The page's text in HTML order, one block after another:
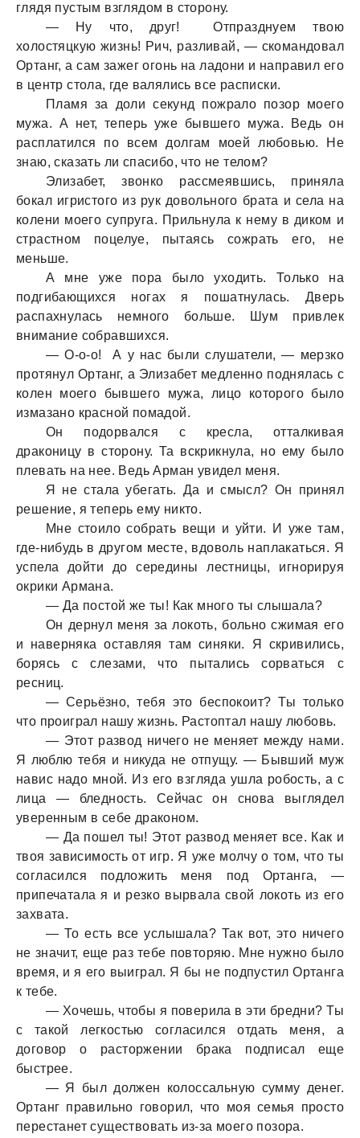
глядя пустым взглядом в сторону.
— Ну что, друг! Отпразднуем твою
холостяцкую жизнь! Рич, разливай, — скомандовал
Ортанг, а сам зажег огонь на ладони и направил его
в центр стола, где валялись все расписки.
Пламя за доли секунд пожрало позор моего
мужа. А нет, теперь уже бывшего мужа. Ведь он
расплатился по всем долгам моей любовью. Не
знаю, сказать ли спасибо, что не телом?
Элизабет, звонко рассмеявшись, приняла
бокал игристого из рук довольного брата и села на
колени моего супруга. Прильнула к нему в диком и
страстном поцелуе, пытаясь сожрать его, не
меньше.
А мне уже пора было уходить. Только на
подгибающихся ногах я пошатнулась. Дверь
распахнулась немного больше. Шум привлек
внимание собравшихся.
— О-о-о! А у нас были слушатели, — мерзко
протянул Ортанг, а Элизабет медленно поднялась с
колен моего бывшего мужа, лицо которого было
измазано красной помадой.
Он подорвался с кресла, отталкивая
драконицу в сторону. Та вскрикнула, но ему было
плевать на нее. Ведь Арман увидел меня.
Я не стала убегать. Да и смысл? Он принял
решение, я теперь ему никто.
Мне стоило собрать вещи и уйти. И уже там,
где-нибудь в другом месте, вдоволь наплакаться. Я
успела дойти до середины лестницы, игнорируя
окрики Армана.
— Да постой же ты! Как много ты слышала?
Он дернул меня за локоть, больно сжимая его
и наверняка оставляя там синяки. Я скривились,
борясь с слезами, что пытались сорваться с
ресниц.
— Серьёзно, тебя это беспокоит? Ты только
что проиграл нашу жизнь. Растоптал нашу любовь.
— Этот развод ничего не меняет между нами.
Я люблю тебя и никуда не отпущу. — Бывший муж
навис надо мной. Из его взгляда ушла робость, а с
лица — бледность. Сейчас он снова выглядел
уверенным в себе драконом.
— Да пошел ты! Этот развод меняет все. Как и
твоя зависимость от игр. Я уже молчу о том, что ты
согласился подложить меня под Ортанга, —
припечатала я и резко вырвала свой локоть из его
захвата.
— То есть все услышала? Так вот, это ничего
не значит, еще раз тебе повторяю. Мне нужно было
время, и я его выиграл. Я бы не подпустил Ортанга
к тебе.
— Хочешь, чтобы я поверила в эти бредни? Ты
с такой легкостью согласился отдать меня, а
договор о расторжении брака подписал еще
быстрее.
— Я был должен колоссальную сумму денег.
Ортанг правильно говорил, что моя семья просто
перестанет существовать из-за моего позора.